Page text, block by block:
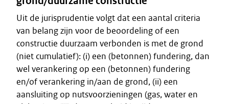
Uit de jurisprudentie volgt dat een aantal criteria
van belang zijn voor de beoordeling of een
constructie duurzaam verbonden is met de grond
(niet cumulatief): (i) een (betonnen) fundering, dan
wel verankering op een (betonnen) fundering
en/of verankering in/aan de grond, (ii) een
aansluiting op nutsvoorzieningen (gas, water en